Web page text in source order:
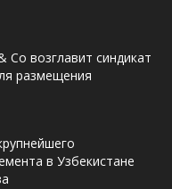
Co возглавит синдикат
размещения
в Узбекистане